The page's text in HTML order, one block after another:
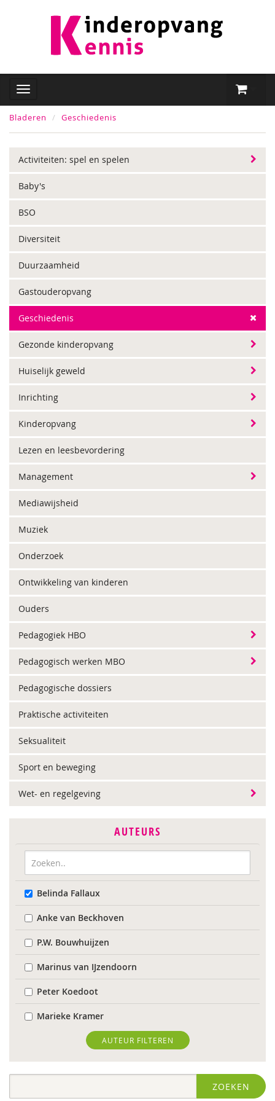
Bladeren Geschiedenis
Activiteiten: spel en spelen
Baby's
BSO
Diversiteit
Duurzaamheid
Gastouderopvang
Geschiedenis
Gezonde kinderopvang
Huiselijk geweld
Inrichting
Kinderopvang
Lezen en leesbevordering
Management
Mediawijsheid
Muziek
Onderzoek
Ontwikkeling van kinderen
Ouders
Pedagogiek HBO
Pedagogisch werken MBO
Pedagogische dossiers
Praktische activiteiten
Seksualiteit
Sport en beweging
Wet- en regelgeving
AUTEURS
Belinda Fallaux
Anke van Beckhoven
P.W. Bouwhuijzen
Marinus van IJzendoorn
Peter Koedoot
Marieke Kramer
Wietse de Lege
Maarten van der Linde
AUTEUR FILTEREN
ZOEKEN